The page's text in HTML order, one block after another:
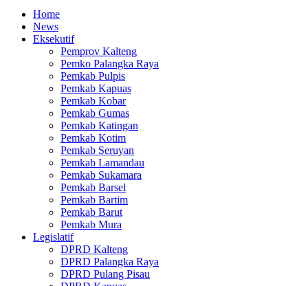
Home
News
Eksekutif
Pemprov Kalteng
Pemko Palangka Raya
Pemkab Pulpis
Pemkab Kapuas
Pemkab Kobar
Pemkab Gumas
Pemkab Katingan
Pemkab Kotim
Pemkab Seruyan
Pemkab Lamandau
Pemkab Sukamara
Pemkab Barsel
Pemkab Bartim
Pemkab Barut
Pemkab Mura
Legislatif
DPRD Kalteng
DPRD Palangka Raya
DPRD Pulang Pisau